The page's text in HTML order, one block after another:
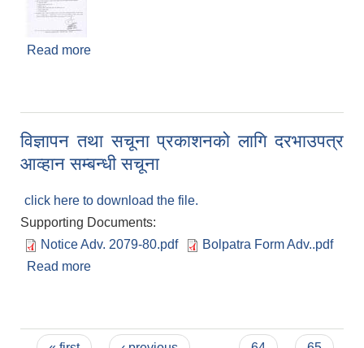
Read more
विज्ञापन तथा सचूना प्रकाशनको लागि दरभाउपत्र
आव्हान सम्बन्धी सचूना
click here to download the file.
Supporting Documents:
Notice Adv. 2079-80.pdf
Bolpatra Form Adv..pdf
Read more